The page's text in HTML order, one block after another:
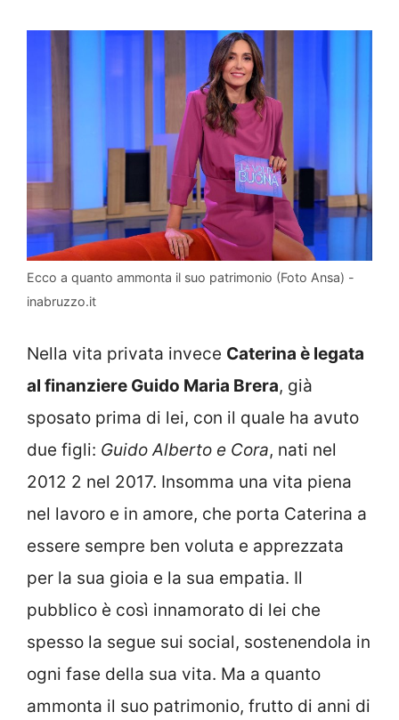
Ecco a quanto ammonta il suo patrimonio (Foto Ansa) -
inabruzzo.it
Nella vita privata invece Caterina è legata
al finanziere Guido Maria Brera, già
sposato prima di lei, con il quale ha avuto
due figli: Guido Alberto e Cora, nati nel
2012 2 nel 2017. Insomma una vita piena
nel lavoro e in amore, che porta Caterina a
essere sempre ben voluta e apprezzata
per la sua gioia e la sua empatia. Il
pubblico è così innamorato di lei che
spesso la segue sui social, sostenendola in
ogni fase della sua vita. Ma a quanto
ammonta il suo patrimonio, frutto di anni di